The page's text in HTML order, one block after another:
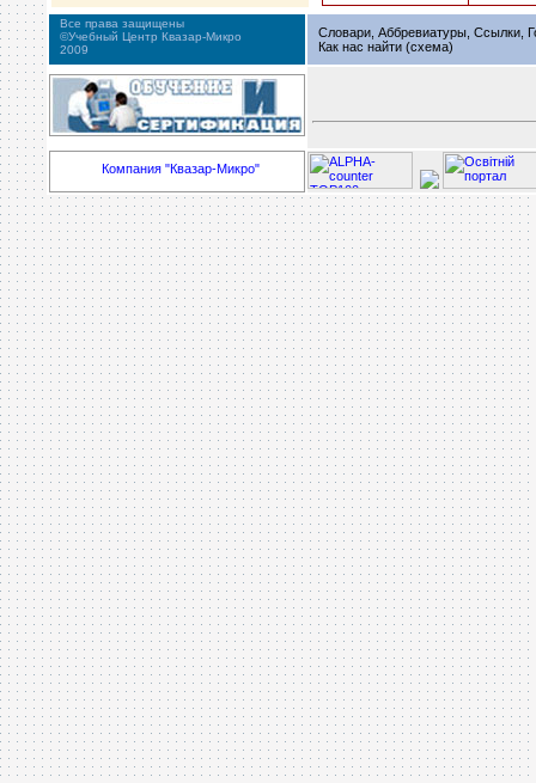
Все права защищены
©Учебный Центр Квазар-Микро
2009
Словари, Аббревиатуры, Ссылки,
Как нас найти (схема)
Компания "Квазар-Микро"